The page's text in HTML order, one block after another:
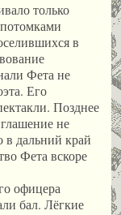
только
в
Фета не
Его
Позднее
не
в дальний край
Фета вскоре
офицера
бал. Лёгкие